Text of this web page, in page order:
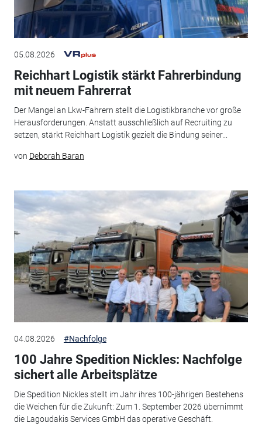
05.08.2026
Reichhart Logistik stärkt Fahrerbindung
mit neuem Fahrerrat
Der Mangel an Lkw-Fahrern stellt die Logistikbranche vor große
Herausforderungen. Anstatt ausschließlich auf Recruiting zu
setzen, stärkt Reichhart Logistik gezielt die Bindung seiner...
von Deborah Baran
04.08.2026 #Nachfolge
100 Jahre Spedition Nickles: Nachfolge
sichert alle Arbeitsplätze
Die Spedition Nickles stellt im Jahr ihres 100-jährigen Bestehens
die Weichen für die Zukunft: Zum 1. September 2026 übernimmt
die Lagoudakis Services GmbH das operative Geschäft.